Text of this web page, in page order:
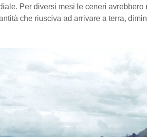
Per diversi mesi le ceneri avrebbero
che riusciva ad arrivare a terra,